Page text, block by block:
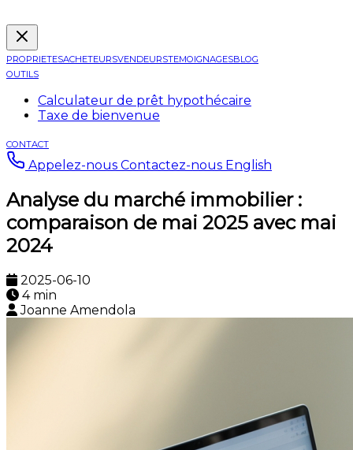
PROPRIETESACHETEURSVENDEURSTEMOIGNAGESBLOG
OUTILS
Calculateur de prêt hypothécaire
Taxe de bienvenue
CONTACT
Appelez-nous Contactez-nous English
Analyse du marché immobilier :
comparaison de mai 2025 avec mai
2024
2025-06-10
4 min
Joanne Amendola